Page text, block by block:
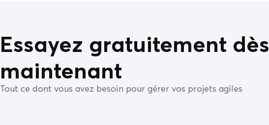
Essayez gratuitement dès
maintenant
Tout ce dont vous avez besoin pour gérer vos projets agiles